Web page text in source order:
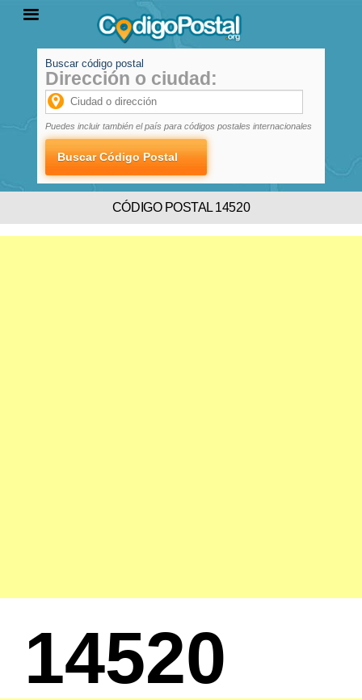
PROVINCIAS
LOCALIDADES
Buscar código postal
Dirección o ciudad:
Puedes incluir también el país para códigos postales internacionales
CÓDIGO POSTAL 14520
14520